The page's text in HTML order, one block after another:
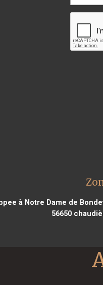
à Notre Dame de
56650